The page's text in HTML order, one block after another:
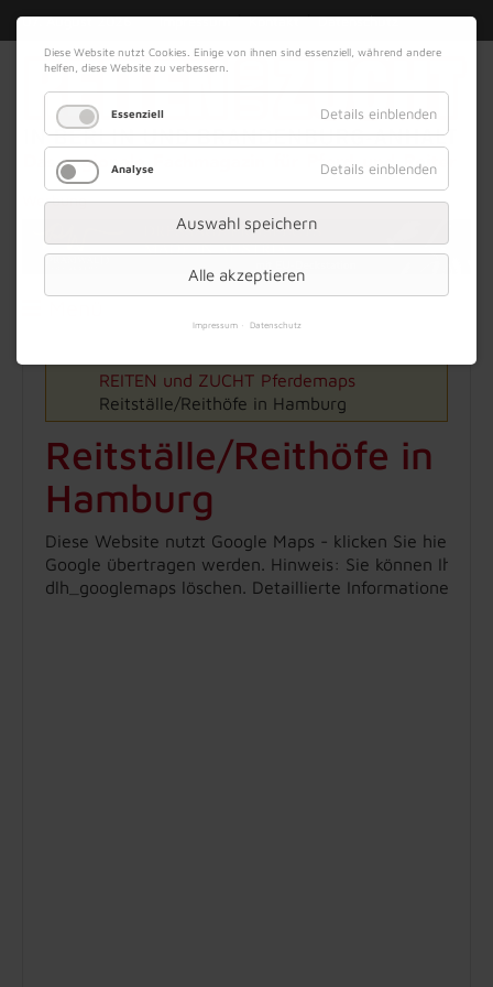
07. August 2026 Impressum|Kontakt|Datenschutz
Werbung
REITEN und ZUCHT Pferdemaps
Reitställe/Reithöfe in Hamburg
Reitställe/Reithöfe in
Hamburg
Diese Website nutzt Google Maps - klicken Sie hier,
Google übertragen werden. Hinweis: Sie können Ihre
dlh_googlemaps löschen. Detaillierte Informationen
Diese Website nutzt Cookies. Einige von ihnen sind essenziell, während andere
helfen, diese Website zu verbessern.
Essenziell Details einblenden
Analyse Details einblenden
Auswahl speichern
Alle akzeptieren
Impressum Datenschutz